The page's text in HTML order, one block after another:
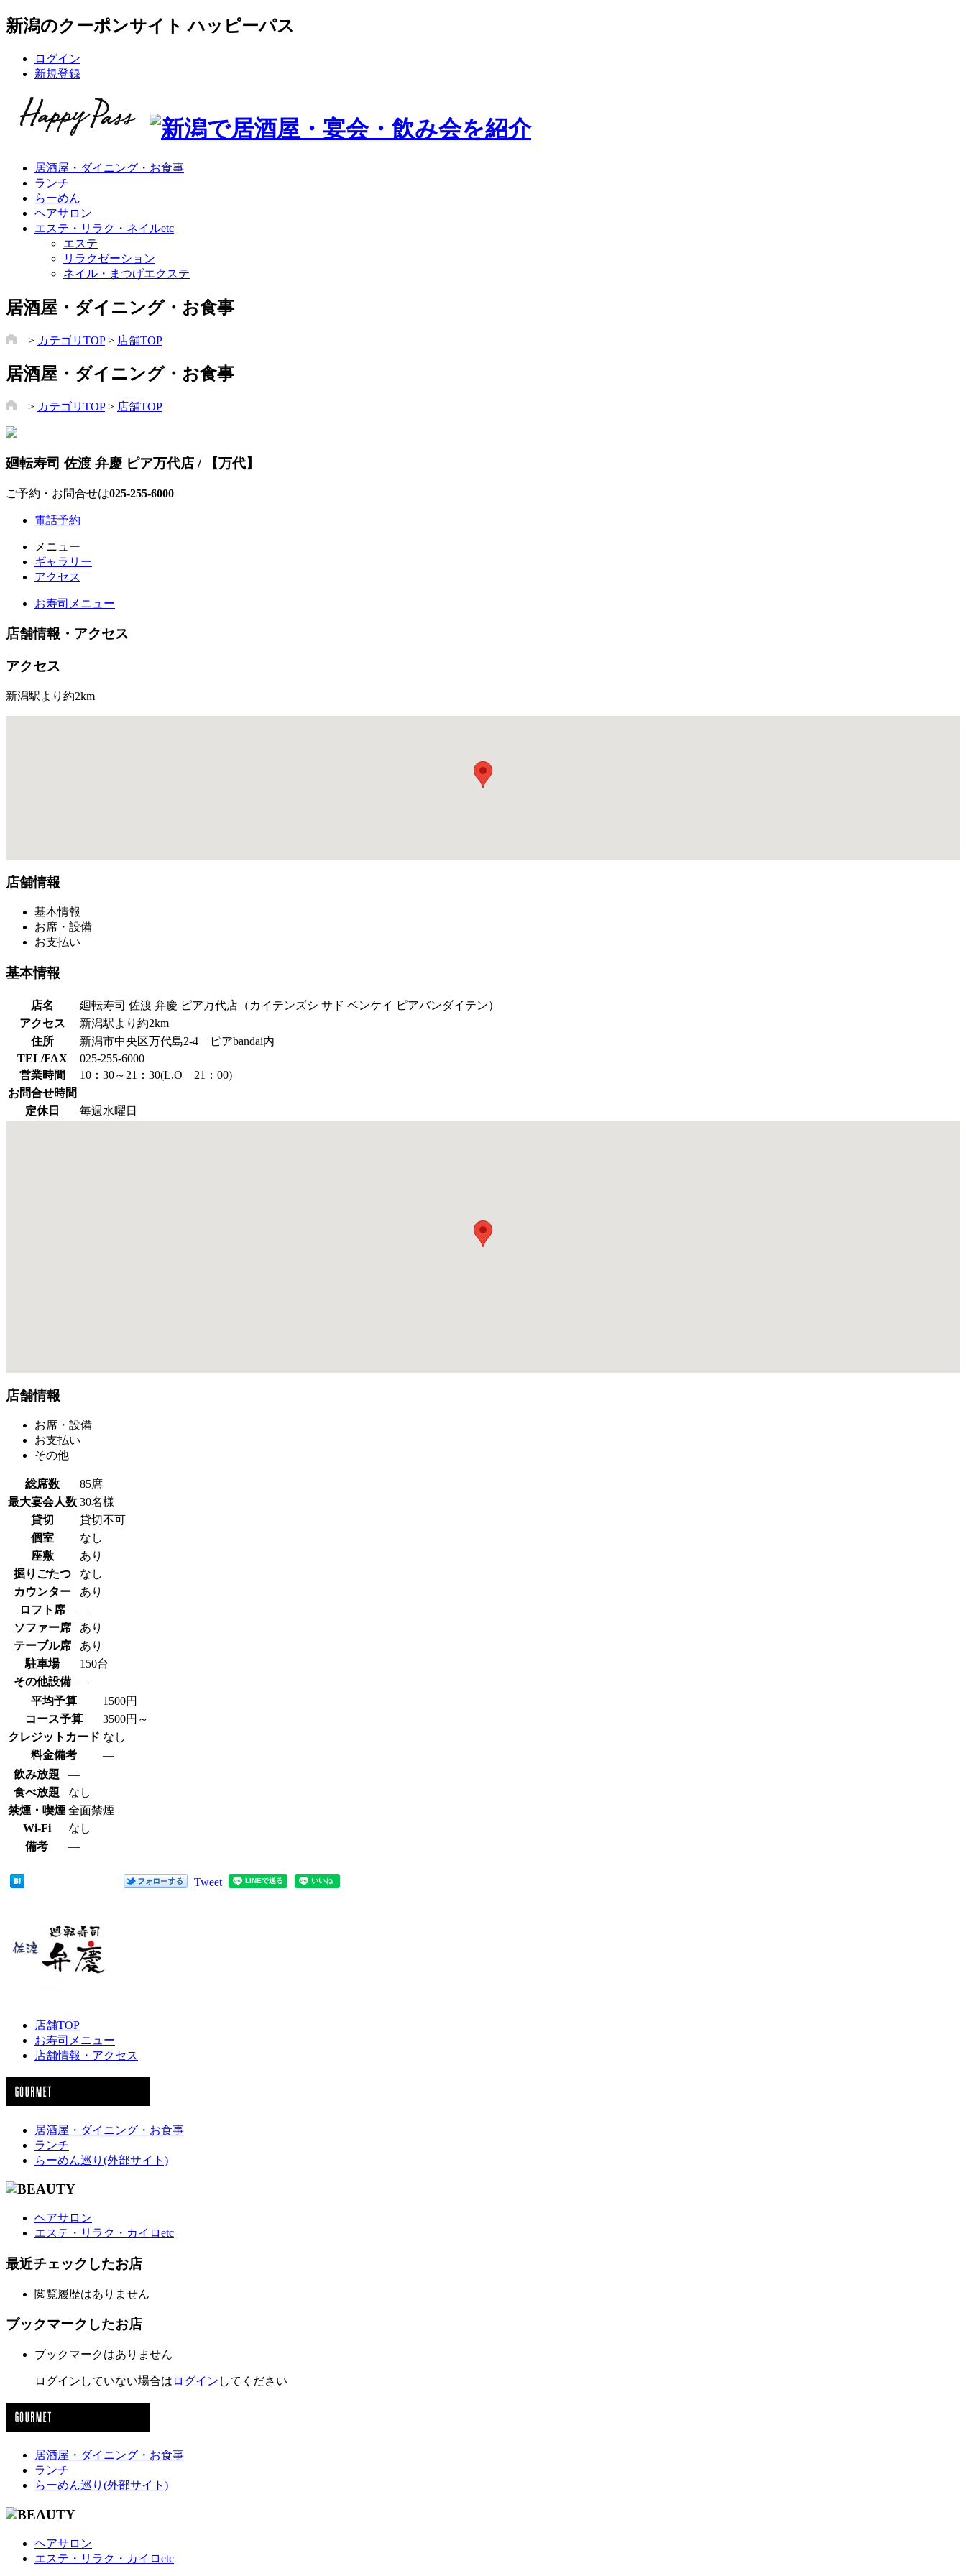
新潟のクーポンサイト ハッピーパス
ログイン
新規登録
居酒屋・ダイニング・お食事
ランチ
らーめん
ヘアサロン
エステ・リラク・ネイルetc
エステ
リラクゼーション
ネイル・まつげエクステ
居酒屋・ダイニング・お食事
> カテゴリTOP> 店舗TOP
居酒屋・ダイニング・お食事
> カテゴリTOP> 店舗TOP
廻転寿司 佐渡 弁慶 ピア万代店 / 【万代】
ご予約・お問合せは025-255-6000
電話予約
メニュー
ギャラリー
アクセス
お寿司メニュー
店舗情報・アクセス
アクセス
新潟駅より約2km
店舗情報
基本情報
お席・設備
お支払い
基本情報
店名
廻転寿司 佐渡 弁慶 ピア万代店（カイテンズシ サド ベンケイ ピアバンダイテン）
アクセス
新潟駅より約2km
住所
新潟市中央区万代島2-4 ピアbandai内
TEL/FAX
025-255-6000
営業時間
10：30～21：30(L.O 21：00)
お問合せ時間
定休日
毎週水曜日
店舗情報
お席・設備
お支払い
その他
総席数
85席
最大宴会人数 30名様
貸切
貸切不可
個室
なし
座敷
あり
掘りごたつ
なし
カウンター
あり
ロフト席
―
ソファー席
あり
テーブル席
あり
駐車場
150台
その他設備
―
平均予算
1500円
コース予算
3500円～
クレジットカード なし
料金備考
―
飲み放題
―
食べ放題
なし
禁煙・喫煙 全面禁煙
Wi-Fi
なし
備考
―
Tweet
店舗TOP
お寿司メニュー
店舗情報・アクセス
居酒屋・ダイニング・お食事
ランチ
らーめん巡り(外部サイト)
ヘアサロン
エステ・リラク・カイロetc
最近チェックしたお店
閲覧履歴はありません
ブックマークしたお店
ブックマークはありません
ログインしていない場合は ログイン してください
居酒屋・ダイニング・お食事
ランチ
らーめん巡り(外部サイト)
ヘアサロン
エステ・リラク・カイロetc